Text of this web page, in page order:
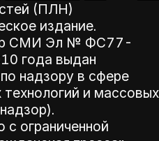
(ПЛН)
издание.
СМИ Эл № ФС77-
года выдан
надзору в сфере
и массовых
ограниченной